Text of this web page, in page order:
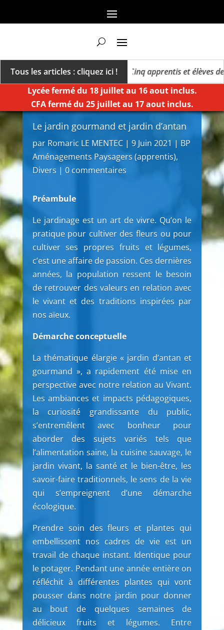
Tous les articles : cliquez ici !
millésime des extrêmes »
Cinq apprentis et élèves de
Lycée fermé du 18 juillet au 16 aout inclus.
CFA fermé du 25 juillet au 17 aout inclus.
Le jardin gourmand et jardin d’antan
par Romaric LE MENTEC| 9 Juin 2021 | BP
Aménagements Paysagers (apprentis),
Divers | 0 commentaires
Préambule
Le jardinage est un art de vivre. Qu’on le
pratique pour cultiver des fleurs ou pour
cultiver ses propres fruits et légumes,
c’est une affaire de passion. Ces dernières
années, la population ressent le besoin
de retrouver des valeurs en relation avec
le vivant et des traditions inspirées par
nos aïeux.
Démarche conceptuelle
La thématique élargie « jardin d’antan et
gourmand », a rapidement été mise en
perspective avec notre relation au Vivant.
Les ambiances et impacts pédagogiques,
la curiosité grandissante du public,
s’entremêlent avec bonheur pour
aborder des sujets variés tels que
l’alimentation saine, la cuisine sauvage, le
jardin vivant, la santé et le bien-être, les
savoir-faire traditionnels, le sens de la vie
qui s’empreignent d’une démarche
écologique.
Prendre soin des fleurs et plantes qui
embellissent nos cadres de vie est un
travail de chaque instant. Identique pour
le potager. Pendant une année entière on
réfléchit à différentes plantes qui vont
pousser dans notre jardin pour donner
au bout de quelques semaines de
délicieux fruits et légumes. Entre